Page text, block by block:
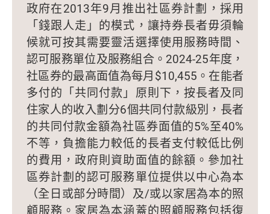
政府在2013年9月推出社區券計劃，採用
「錢跟人走」的模式，讓持券長者毋須輪
候就可按其需要靈活選擇使用服務時間、
認可服務單位及服務組合。2024-25年度，
社區券的最高面值為每月$10,455。在能者
多付的「共同付款」原則下，按長者及同
住家人的收入劃分6個共同付款級別，長者
的共同付款金額為社區券面值的5%至40%
不等，負擔能力較低的長者支付較低比例
的費用，政府則資助面值的餘額。參加社
區券計劃的認可服務單位提供以中心為本
（全日或部分時間）及/或以家居為本的照
顧服務。家居為本涵蓋的照顧服務包括復